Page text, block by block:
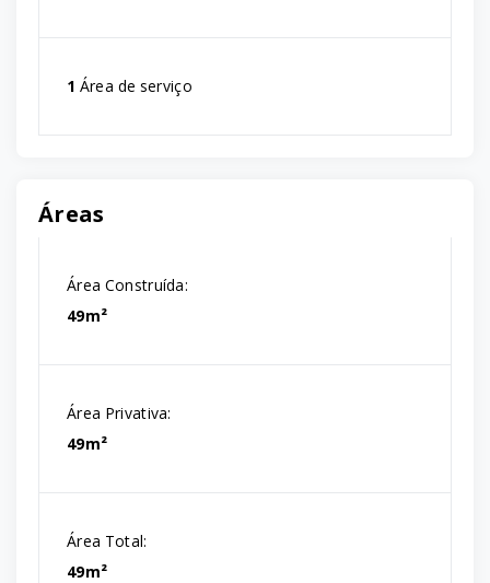
1 Área de serviço
Áreas
Área Construída:
49m²
Área Privativa:
49m²
Área Total:
49m²